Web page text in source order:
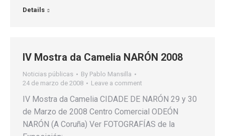
Details
IV Mostra da Camelia NARÓN 2008
Noticias públicas By Pablo Mansilla
24 de marzo de 2008
Leave a comment
IV Mostra da Camelia CIDADE DE NARÓN 29 y 30
de Marzo de 2008 Centro Comercial ODEÓN
NARÓN (A Coruña) Ver FOTOGRAFÍAS de la